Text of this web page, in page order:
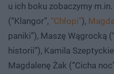
u ich boku zobaczymy m.in.
(“Klangor”, “Chłopi”),
paniki”), Maszę Wągrocką
historii”), Kamila
Magdalenę Żak (“Cicha